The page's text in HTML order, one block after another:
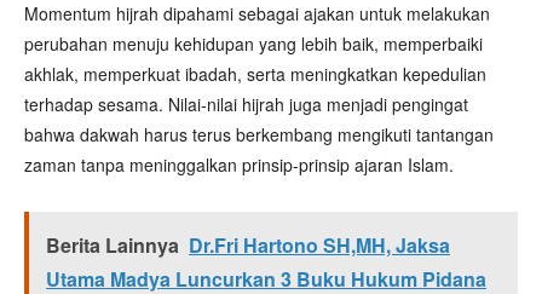
Momentum hijrah dipahami sebagai ajakan untuk melakukan
perubahan menuju kehidupan yang lebih baik, memperbaiki
akhlak, memperkuat ibadah, serta meningkatkan kepedulian
terhadap sesama. Nilai-nilai hijrah juga menjadi pengingat
bahwa dakwah harus terus berkembang mengikuti tantangan
zaman tanpa meninggalkan prinsip-prinsip ajaran Islam.
Berita Lainnya Dr.Fri Hartono SH,MH, Jaksa
Utama Madya Luncurkan 3 Buku Hukum Pidana